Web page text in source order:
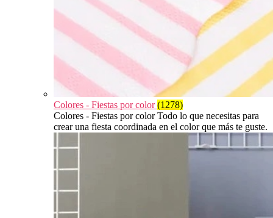
Colores - Fiestas por color(1278)
Colores - Fiestas por color Todo lo que necesitas para
crear una fiesta coordinada en el color que más te guste.